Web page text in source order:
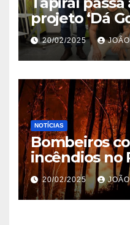
projeto ‘Dá
Ribeira’ |
20/02/2025
NOTÍCIAS
Bombeiros
incêndios no
em 2025
20/02/2025